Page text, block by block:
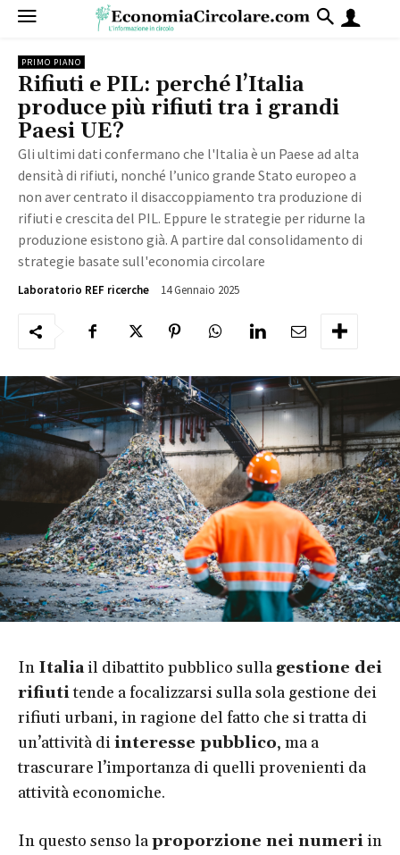
PRIMO PIANO
Rifiuti e PIL: perché l’Italia
produce più rifiuti tra i grandi
Paesi UE?
Gli ultimi dati confermano che l'Italia è un Paese ad alta
densità di rifiuti, nonché l’unico grande Stato europeo a
non aver centrato il disaccoppiamento tra produzione di
rifiuti e crescita del PIL. Eppure le strategie per ridurne la
produzione esistono già. A partire dal consolidamento di
strategie basate sull'economia circolare
Laboratorio REF ricerche 14 Gennaio 2025
In Italiail dibattito pubblico sulla gestione dei
rifiutitende a focalizzarsi sulla sola gestione dei
rifiuti urbani, in ragione del fatto che si tratta di
un’attività diinteresse pubblico, ma a
trascurare l’importanza di quelli provenienti da
attività economiche.
In questo senso laproporzione nei numeriin